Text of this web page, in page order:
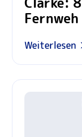
Weiterlesen